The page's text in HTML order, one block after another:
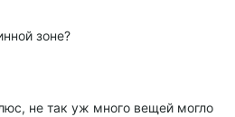
зоне?
не так уж много вещей могло